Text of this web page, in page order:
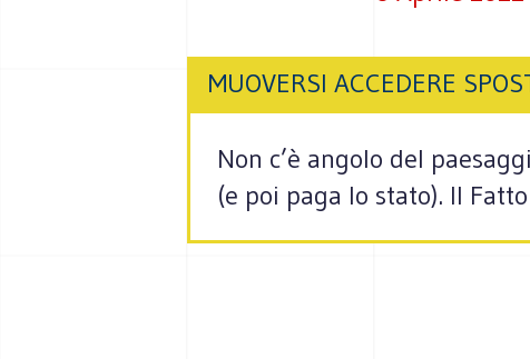
MUOVERSI ACCEDERE
Non c’è angolo del
(e poi paga lo stato). Il